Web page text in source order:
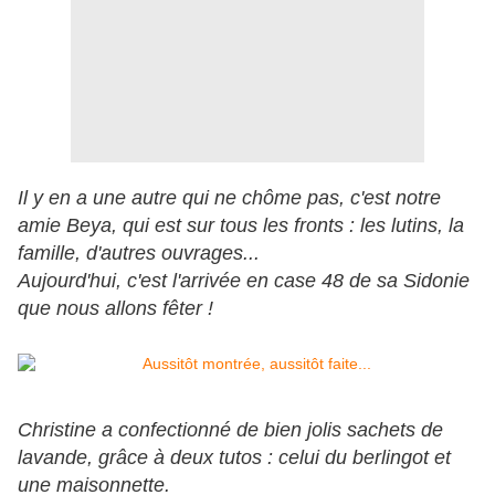
Il y en a une autre qui ne chôme pas, c'est notre
amie Beya, qui est sur tous les fronts : les lutins, la
famille, d'autres ouvrages...
Aujourd'hui, c'est l'arrivée en case 48 de sa Sidonie
que nous allons fêter !
Christine a confectionné de bien jolis sachets de
lavande, grâce à deux tutos : celui du berlingot et
une maisonnette.